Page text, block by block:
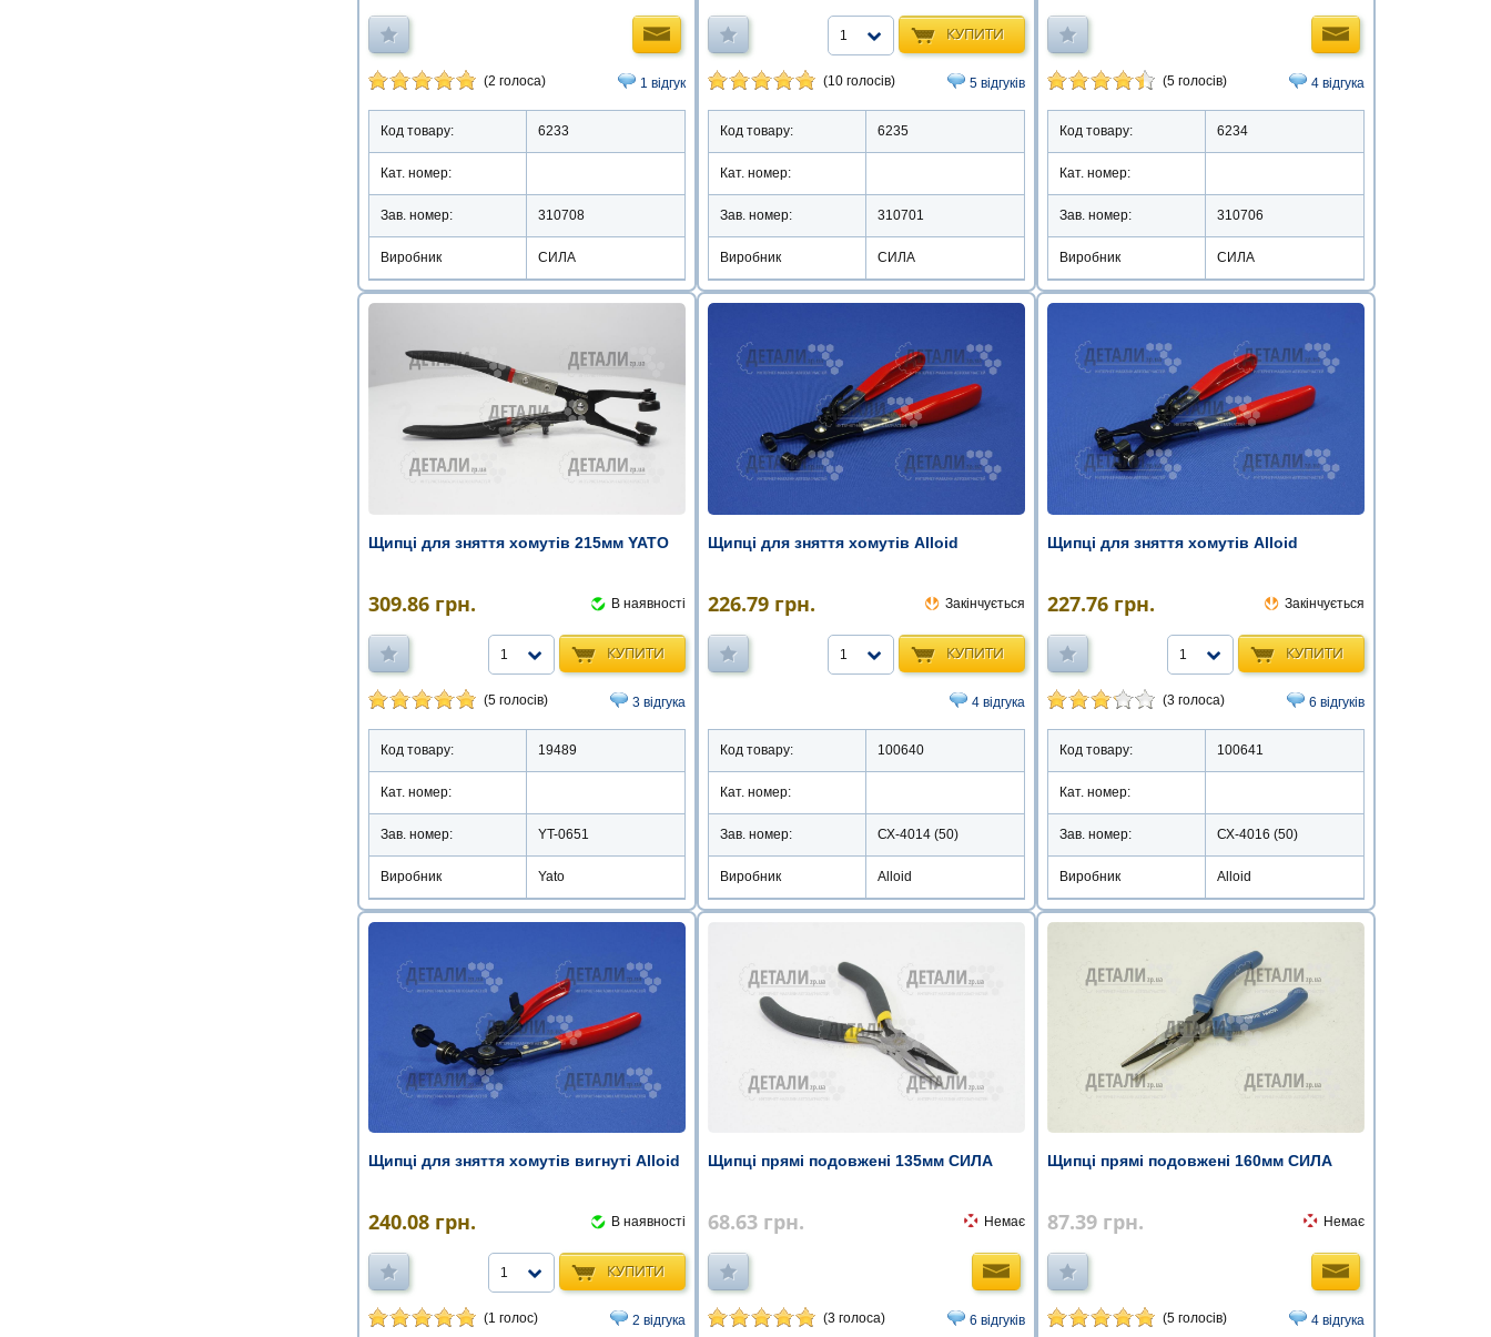
(2 голоса) 1 відгук
Код товару: 6233
Кат. номер:
Зав. номер: 310708
Виробник СИЛА
КУПИТИ
1
(10 голосів) 5 відгуків
Код товару: 6235
Кат. номер:
Зав. номер: 310701
Виробник СИЛА
(5 голосів) 4 відгука
Код товару: 6234
Кат. номер:
Зав. номер: 310706
Виробник СИЛА
Щипці для зняття хомутів 215мм YATO
309.86 грн. В наявності
КУПИТИ
1
(5 голосів) 3 відгука
Код товару: 19489
Кат. номер:
Зав. номер: YT-0651
Виробник Yato
Щипці для зняття хомутів Alloid
226.79 грн. Закінчується
КУПИТИ
1
4 відгука
Код товару: 100640
Кат. номер:
Зав. номер: СХ-4014 (50)
Виробник Alloid
Щипці для зняття хомутів Alloid
227.76 грн. Закінчується
КУПИТИ
1
(3 голоса) 6 відгуків
Код товару: 100641
Кат. номер:
Зав. номер: СХ-4016 (50)
Виробник Alloid
Щипці для зняття хомутів вигнуті Alloid
240.08 грн. В наявності
КУПИТИ
1
(1 голос) 2 відгука
Щипці прямі подовжені 135мм СИЛА
68.63 грн. Немає
(3 голоса) 6 відгуків
Щипці прямі подовжені 160мм СИЛА
87.39 грн. Немає
(5 голосів) 4 відгука